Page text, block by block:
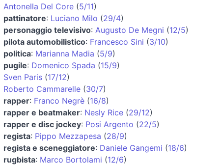
Antonella Del Core (5/11)
pattinatore: Luciano Milo (29/4)
personaggio televisivo: Augusto De Megni (12/5)
pilota automobilistico: Francesco Sini (3/10)
politica: Marianna Madia (5/9)
pugile: Domenico Spada (15/9)
Sven Paris (17/12)
Roberto Cammarelle (30/7)
rapper: Franco Negrè (16/8)
rapper e beatmaker: Nesly Rice (29/12)
rapper e disc jockey: Posi Argento (22/5)
regista: Pippo Mezzapesa (28/9)
regista e sceneggiatore: Daniele Gangemi (18/6)
rugbista: Marco Bortolami (12/6)